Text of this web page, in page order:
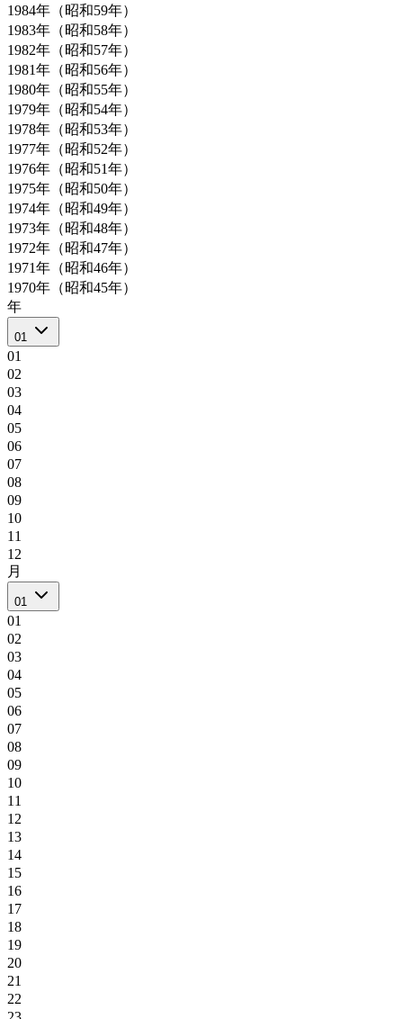
1984年（昭和59年）
1983年（昭和58年）
1982年（昭和57年）
1981年（昭和56年）
1980年（昭和55年）
1979年（昭和54年）
1978年（昭和53年）
1977年（昭和52年）
1976年（昭和51年）
1975年（昭和50年）
1974年（昭和49年）
1973年（昭和48年）
1972年（昭和47年）
1971年（昭和46年）
1970年（昭和45年）
年
01
01
02
03
04
05
06
07
08
09
10
11
12
月
01
01
02
03
04
05
06
07
08
09
10
11
12
13
14
15
16
17
18
19
20
21
22